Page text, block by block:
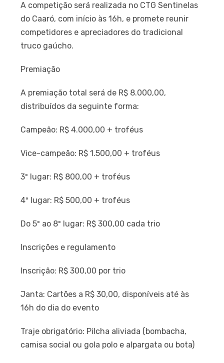
A competição será realizada no CTG Sentinelas
do Caaró, com início às 16h, e promete reunir
competidores e apreciadores do tradicional
truco gaúcho.
Premiação
A premiação total será de R$ 8.000,00,
distribuídos da seguinte forma:
Campeão: R$ 4.000,00 + troféus
Vice-campeão: R$ 1.500,00 + troféus
3º lugar: R$ 800,00 + troféus
4º lugar: R$ 500,00 + troféus
Do 5º ao 8º lugar: R$ 300,00 cada trio
Inscrições e regulamento
Inscrição: R$ 300,00 por trio
Janta: Cartões a R$ 30,00, disponíveis até às
16h do dia do evento
Traje obrigatório: Pilcha aliviada (bombacha,
camisa social ou gola polo e alpargata ou bota)